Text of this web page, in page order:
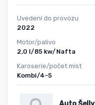
Uvedení do provozu
2022
Motor/palivo
2,0 l/85 kw/Nafta
Karoserie/počet míst
Kombi/4-5